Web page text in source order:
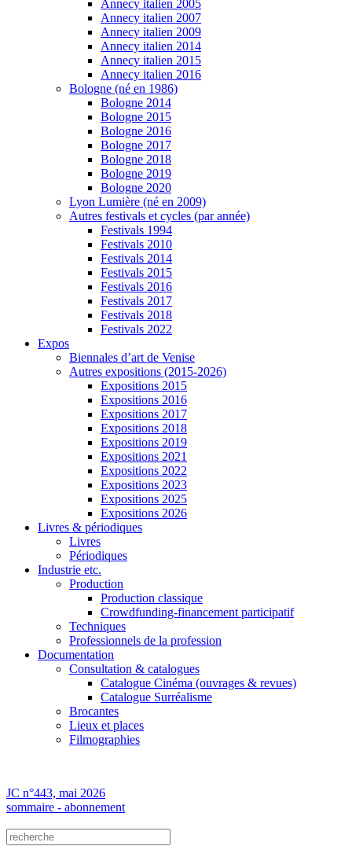
Annecy italien 2005
Annecy italien 2007
Annecy italien 2009
Annecy italien 2014
Annecy italien 2015
Annecy italien 2016
Bologne (né en 1986)
Bologne 2014
Bologne 2015
Bologne 2016
Bologne 2017
Bologne 2018
Bologne 2019
Bologne 2020
Lyon Lumière (né en 2009)
Autres festivals et cycles (par année)
Festivals 1994
Festivals 2010
Festivals 2014
Festivals 2015
Festivals 2016
Festivals 2017
Festivals 2018
Festivals 2022
Expos
Biennales d’art de Venise
Autres expositions (2015-2026)
Expositions 2015
Expositions 2016
Expositions 2017
Expositions 2018
Expositions 2019
Expositions 2021
Expositions 2022
Expositions 2023
Expositions 2025
Expositions 2026
Livres & périodiques
Livres
Périodiques
Industrie etc.
Production
Production classique
Crowdfunding-financement participatif
Techniques
Professionnels de la profession
Documentation
Consultation & catalogues
Catalogue Cinéma (ouvrages & revues)
Catalogue Surréalisme
Brocantes
Lieux et places
Filmographies
JC n°443, mai 2026
sommaire - abonnement